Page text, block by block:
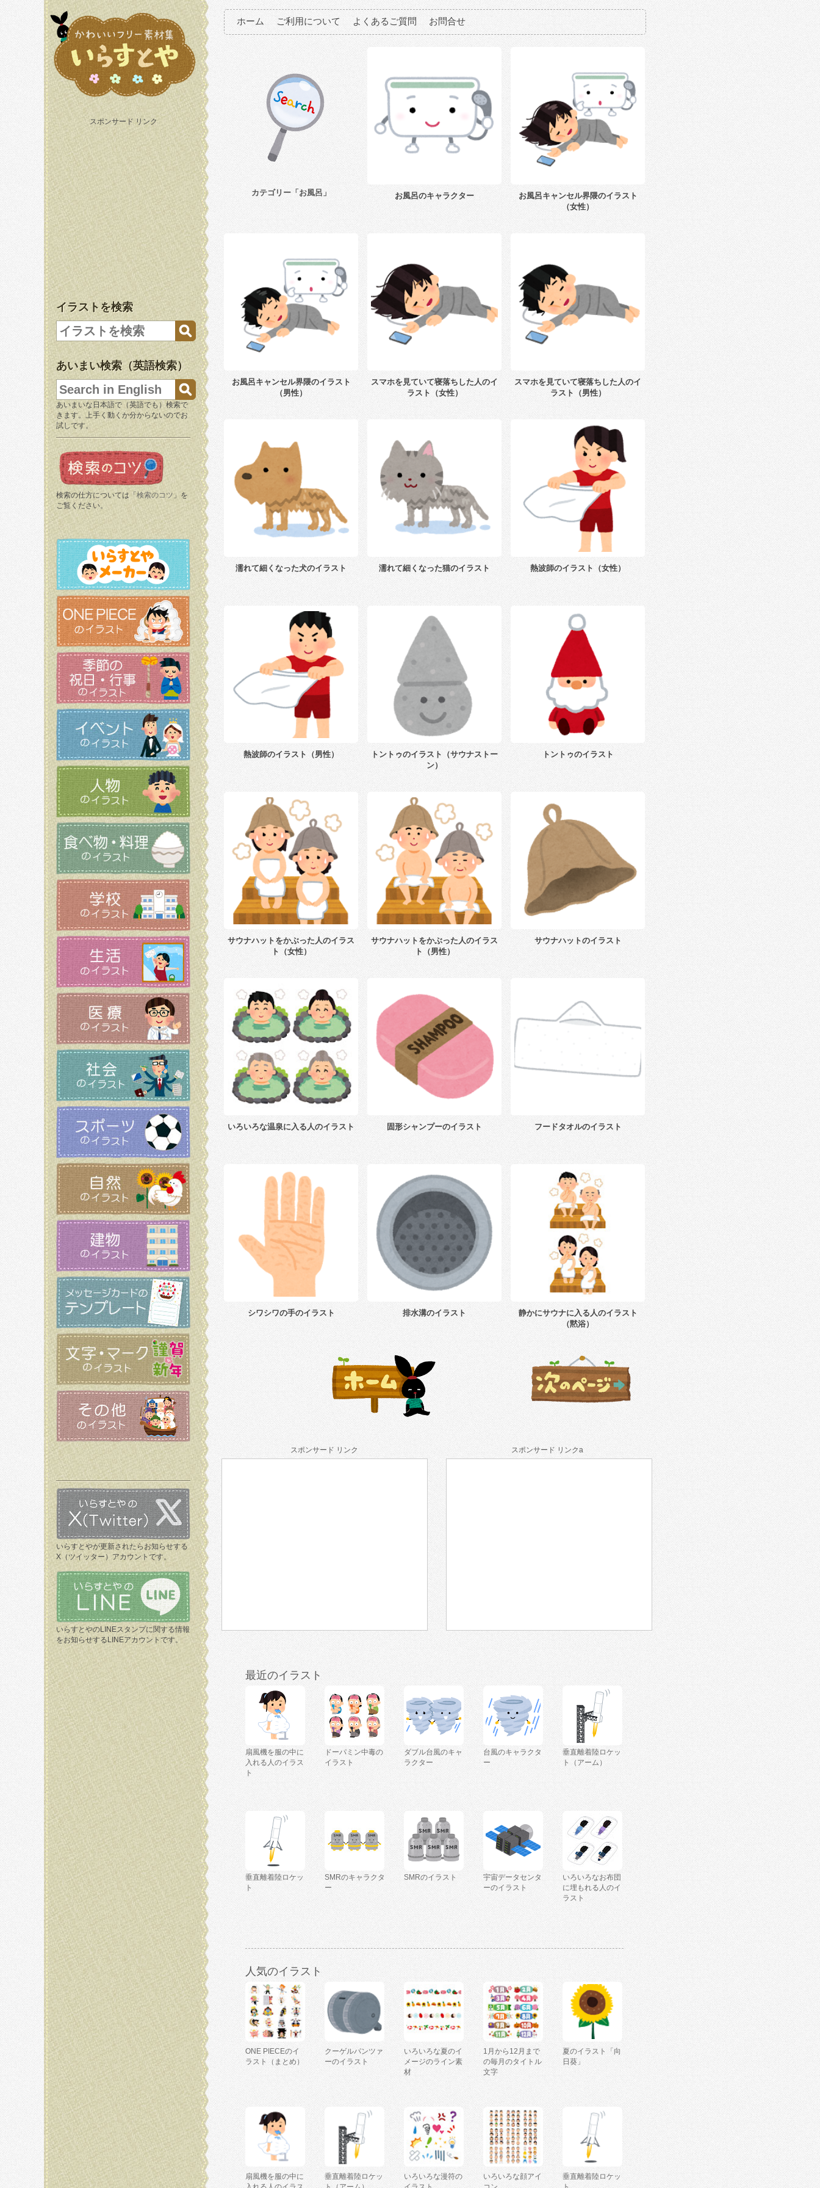
スポンサード リンク
イラストを検索
あいまい検索（英語検索）
あいまいな日本語で（英語でも）検索で
きます。上手く動くか分からないのでお
試しです。
検索の仕方については「 検索のコツ 」を
ご覧ください。
いらすとやが更新されたらお知らせする
X（ツイッター）アカウントです。
いらすとやのLINEスタンプに関する情報
をお知らせするLINEアカウントです。
ホーム ご利用について よくあるご質問 お問合せ
カテゴリー「お風呂」 お風呂のキャラクター
お風呂キャンセル界隈のイラスト
（女性）
お風呂キャンセル界隈のイラスト
（男性）
スマホを見ていて寝落ちした人のイ
ラスト（女性）
スマホを見ていて寝落ちした人のイ
ラスト（男性）
濡れて細くなった犬のイラスト 濡れて細くなった猫のイラスト 熱波師のイラスト（女性）
熱波師のイラスト（男性）
トントゥのイラスト（サウナストー
ン）
トントゥのイラスト
サウナハットをかぶった人のイラス
ト（女性）
サウナハットをかぶった人のイラス
ト（男性）
サウナハットのイラスト
いろいろな温泉に入る人のイラスト 固形シャンプーのイラスト フードタオルのイラスト
シワシワの手のイラスト 排水溝のイラスト
静かにサウナに入る人のイラスト
（黙浴）
スポンサード リンク スポンサード リンクa
最近のイラスト
扇風機を服の中に
入れる人のイラス
ト
ドーパミン中毒の
イラスト
ダブル台風のキャ
ラクター
台風のキャラクタ
ー
垂直離着陸ロケッ
ト（アーム）
垂直離着陸ロケッ
ト
SMRのキャラクタ
ー
SMRのイラスト
宇宙データセンタ
ーのイラスト
いろいろなお布団
に埋もれる人のイ
ラスト
人気のイラスト
ONE PIECEのイ
ラスト（まとめ）
クーゲルパンツァ
ーのイラスト
いろいろな夏のイ
メージのライン素
材
1月から12月まで
の毎月のタイトル
文字
夏のイラスト「向
日葵」
扇風機を服の中に
垂直離着陸ロケッ
いろいろな漫符の
いろいろな顔アイ
垂直離着陸ロケッ